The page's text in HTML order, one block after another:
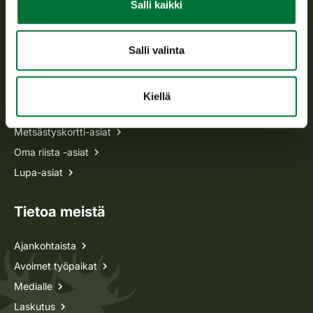
Salli kaikki
Salli valinta
Kiellä
Usein kysytyt kysymykset
Metsästyskortti-asiat
Oma riista -asiat
Lupa-asiat
Tietoa meistä
Ajankohtaista
Avoimet työpaikat
Medialle
Laskutus